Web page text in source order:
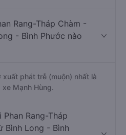
Rang-Tháp Chàm -
- Bình Phước nào
phát trễ (muộn) nhất là
Mạnh Hùng.
Rang-Tháp
Bình Long - Bình